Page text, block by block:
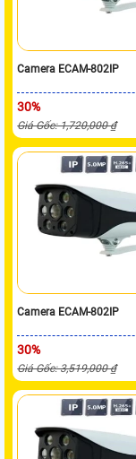
Camera ECAM-802IP
30%
Giá Gốc: 1,720,000 ₫
Camera ECAM-802IP
30%
Giá Gốc: 3,519,000 ₫